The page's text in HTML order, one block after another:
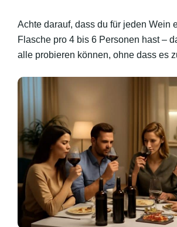
Achte darauf, dass du für jeden Wein
Flasche pro 4 bis 6 Personen hast –
alle probieren können, ohne dass es